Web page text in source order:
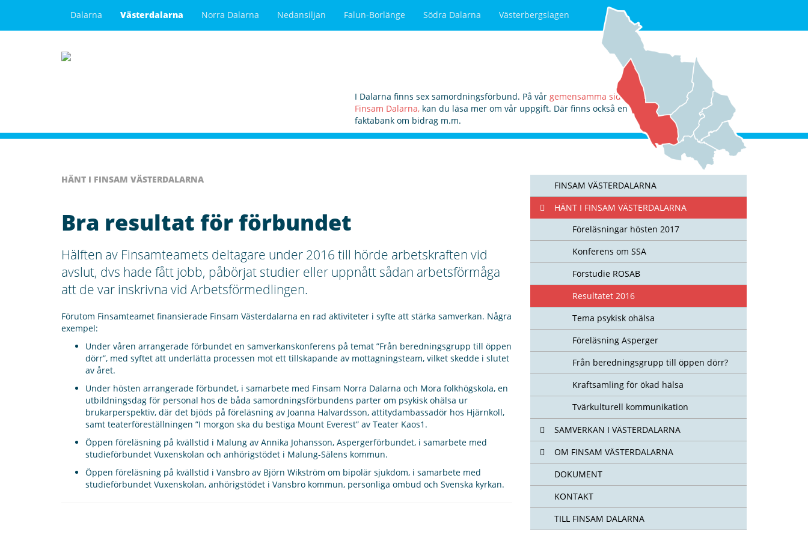
Dalarna Västerdalarna Norra Dalarna Nedansiljan Falun-Borlänge Södra Dalarna Västerbergslagen
I Dalarna finns sex samordningsförbund. På vår gemensamma sida,
Finsam Dalarna,kan du läsa mer om vår uppgift. Där finns också en
faktabank om bidrag m.m.
HÄNT I FINSAM VÄSTERDALARNA
Bra resultat för förbundet
Hälften av Finsamteamets deltagare under 2016 till hörde arbetskraften vid
avslut, dvs hade fått jobb, påbörjat studier eller uppnått sådan arbetsförmåga
att de var inskrivna vid Arbetsförmedlingen.
Förutom Finsamteamet finansierade Finsam Västerdalarna en rad aktiviteter i syfte att stärka samverkan. Några
exempel:
Under våren arrangerade förbundet en samverkanskonferens på temat ”Från beredningsgrupp till öppen
dörr”, med syftet att underlätta processen mot ett tillskapande av mottagningsteam, vilket skedde i slutet
av året.
Under hösten arrangerade förbundet, i samarbete med Finsam Norra Dalarna och Mora folkhögskola, en
utbildningsdag för personal hos de båda samordningsförbundens parter om psykisk ohälsa ur
brukarperspektiv, där det bjöds på föreläsning av Joanna Halvardsson, attitydambassadör hos Hjärnkoll,
samt teaterföreställningen ”I morgon ska du bestiga Mount Everest” av Teater Kaos1.
Öppen föreläsning på kvällstid i Malung av Annika Johansson, Aspergerförbundet, i samarbete med
studieförbundet Vuxenskolan och anhörigstödet i Malung-Sälens kommun.
Öppen föreläsning på kvällstid i Vansbro av Björn Wikström om bipolär sjukdom, i samarbete med
studieförbundet Vuxenskolan, anhörigstödet i Vansbro kommun, personliga ombud och Svenska kyrkan.
FINSAM VÄSTERDALARNA
HÄNT I FINSAM VÄSTERDALARNA
Föreläsningar hösten 2017
Konferens om SSA
Förstudie ROSAB
Resultatet 2016
Tema psykisk ohälsa
Föreläsning Asperger
Från beredningsgrupp till öppen dörr?
Kraftsamling för ökad hälsa
Tvärkulturell kommunikation
SAMVERKAN I VÄSTERDALARNA
OM FINSAM VÄSTERDALARNA
DOKUMENT
KONTAKT
TILL FINSAM DALARNA